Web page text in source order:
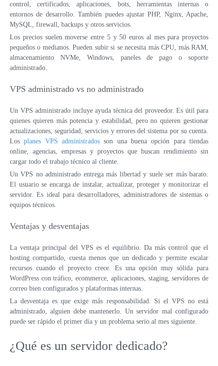
control, certificados, aplicaciones, bots, herramientas internas o
entornos de desarrollo. También puedes ajustar PHP, Nginx, Apache,
MySQL, firewall, backups y otros servicios.
Los precios suelen moverse entre 5 y 50 euros al mes para proyectos
pequeños o medianos. Pueden subir si se necesita más CPU, más RAM,
almacenamiento NVMe, Windows, paneles de pago o soporte
administrado.
VPS administrado vs no administrado
Un VPS administrado incluye ayuda técnica del proveedor. Es útil para
quienes quieren más potencia y estabilidad, pero no quieren gestionar
actualizaciones, seguridad, servicios y errores del sistema por su cuenta.
Losplanes VPS administrados son una buena opción para tiendas
online, agencias, empresas y proyectos que buscan rendimiento sin
cargar todo el trabajo técnico al cliente.
Un VPS no administrado entrega más libertad y suele ser más barato.
El usuario se encarga de instalar, actualizar, proteger y monitorizar el
servidor. Es ideal para desarrolladores, administradores de sistemas o
equipos técnicos.
Ventajas y desventajas
La ventaja principal del VPS es el equilibrio. Da más control que el
hosting compartido, cuesta menos que un dedicado y permite escalar
recursos cuando el proyecto crece. Es una opción muy sólida para
WordPress con tráfico, ecommerce, aplicaciones, staging, servidores de
correo bien configurados y plataformas internas.
La desventaja es que exige más responsabilidad. Si el VPS no está
administrado, alguien debe mantenerlo. Un servidor mal configurado
puede ser rápido el primer día y un problema serio al mes siguiente.
¿Qué es un servidor dedicado?